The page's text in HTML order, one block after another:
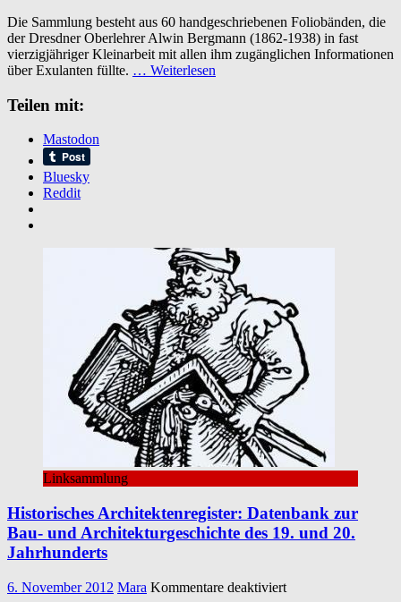
Die Sammlung besteht aus 60 handgeschriebenen Foliobänden, die
der Dresdner Oberlehrer Alwin Bergmann (1862-1938) in fast
vierzigjähriger Kleinarbeit mit allen ihm zugänglichen Informationen
über Exulanten füllte. … Weiterlesen
Teilen mit:
Mastodon
Bluesky
Reddit
Linksammlung
Historisches Architektenregister: Datenbank zur
Bau- und Architekturgeschichte des 19. und 20.
Jahrhunderts
6. November 2012 Mara Kommentare deaktiviertfür